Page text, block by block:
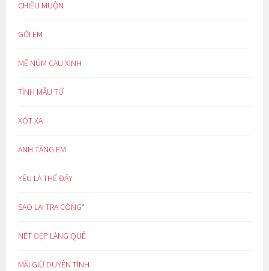
CHIỀU MUỘN
GỞI EM
MÊ NÚM CAU XINH
TÌNH MẪU TỬ
XÓT XA
ANH TẶNG EM
YÊU LÀ THẾ ĐẤY
SAO LẠI TRA CÒNG*
NÉT ĐẸP LÀNG QUÊ
MÃI GIỮ DUYÊN TÌNH